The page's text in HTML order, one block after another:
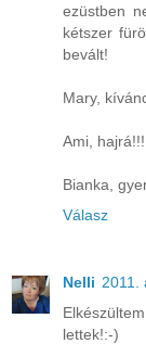
ezüstben
kétszer
bevált!
Mary,
Ami, hajrá!!!
Bianka,
Válasz
Nelli 2011.
lettek!:-)